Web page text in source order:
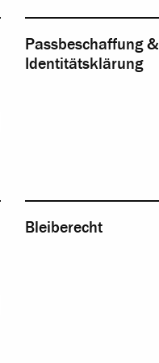
Passbeschaffung &
Identitätsklärung
Bleiberecht